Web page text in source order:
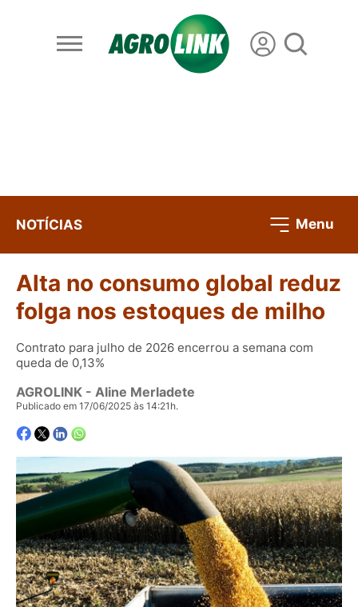
NOTÍCIAS Menu
Alta no consumo global reduz
folga nos estoques de milho
Contrato para julho de 2026 encerrou a semana com
queda de 0,13%
AGROLINK - Aline Merladete
Publicado em 17/06/2025 às 14:21h.